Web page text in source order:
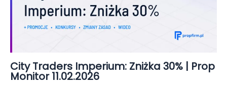
City Traders Imperium: Zniżka 30% | Prop
Monitor 11.02.2026